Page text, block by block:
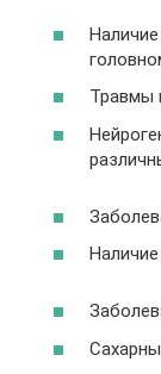
Травмы